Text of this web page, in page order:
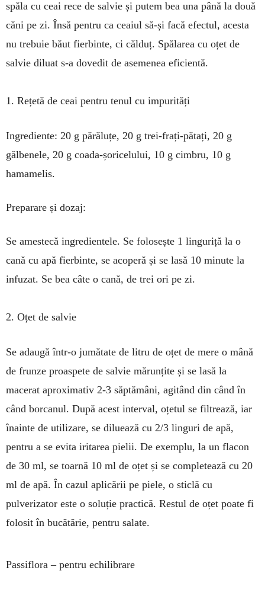
spăla cu ceai rece de salvie și putem bea una până la două
căni pe zi. Însă pentru ca ceaiul să-și facă efectul, acesta
nu trebuie băut fierbinte, ci călduț. Spălarea cu oțet de
salvie diluat s-a dovedit de asemenea eficientă.
1. Rețetă de ceai pentru tenul cu impurități
Ingrediente: 20 g părăluțe, 20 g trei-frați-pătați, 20 g
gălbenele, 20 g coada-șoricelului, 10 g cimbru, 10 g
hamamelis.
Preparare și dozaj:
Se amestecă ingredientele. Se folosește 1 linguriță la o
cană cu apă fierbinte, se acoperă și se lasă 10 minute la
infuzat. Se bea câte o ca­nă, de trei ori pe zi.
2. Oțet de salvie
Se adaugă într-o jumătate de litru de oțet de mere o mână
de frunze proaspete de salvie mărunțite și se lasă la
macerat aproximativ 2-3 săptămâni, agitând din când în
când borcanul. După acest interval, oțetul se filtrează, iar
îna­inte de utilizare, se diluează cu 2/3 linguri de apă,
pentru a se evita iritarea pielii. De exem­plu, la un flacon
de 30 ml, se toarnă 10 ml de oțet și se completează cu 20
ml de apă. În cazul aplicării pe piele, o sticlă cu
pulverizator este o soluție practică. Restul de oțet poate fi
folosit în bucătărie, pentru salate.
Passiflora – pentru echilibrare